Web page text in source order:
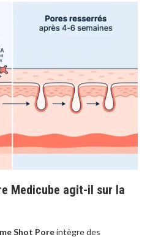
Medicube agit-il sur la
Shot Poreintègre des